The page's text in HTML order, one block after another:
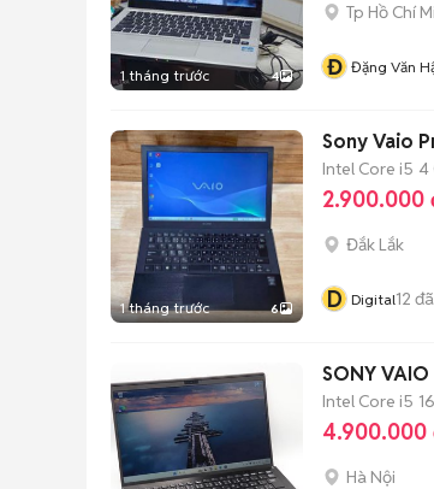
1 tháng trước 4
Tp Hồ Chí
Đ Đặng Văn
1 tháng trước 6
Sony Vaio
Intel Core i5 4
2.900.000
Đắk Lắk
D Digital12
SONY
Intel Core i5
4.900.000
Hà Nội